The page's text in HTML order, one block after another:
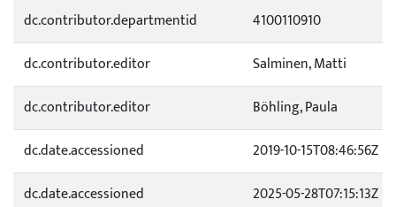
dc.contributor.departmentid
4100110910
dc.contributor.editor
Salminen, Matti
dc.contributor.editor
Böhling, Paula
dc.date.accessioned
2019-10-15T08:46:56Z
dc.date.accessioned
2025-05-28T07:15:13Z